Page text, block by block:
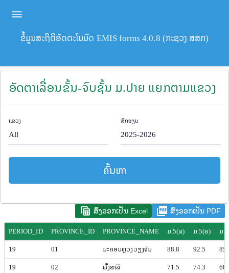
ຂໍ້ມູນສະຖິຕິອັດຕະໂນມັດ EMIS forms 4.0.8 (ກະຊວງ ສສກ)
ອັດຕາເລື່ອນຂັ້ນ-ຈົບຊັ້ນ ມ.ປາຍ ແຍກຕາມແຂວງ
ແຂວງ ສົກຮຽນ
ຄົ້ນຫາ
table_view ສົ່ງອອກເປັນ Excel picture_as_pdf ສົ່ງອອກເປັນ PDF
PERIOD_ID PROVINCE_ID PROVINCE_NAME ມ.5(ລ) ມ.5(ຍ)
ມ
19
01 ນະຄອນຫຼວງ​ວຽງ​ຈັນ 88.8 92.5
19
02 ຜົ້ງ​ສາລີ 71.5 74.3